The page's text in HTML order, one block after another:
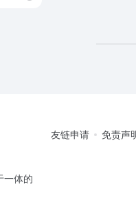
一体的
友链申请 免责声